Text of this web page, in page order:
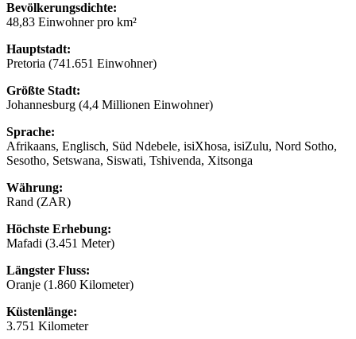
Bevölkerungsdichte:
48,83 Einwohner pro km²
Hauptstadt:
Pretoria (741.651 Einwohner)
Größte Stadt:
Johannesburg (4,4 Millionen Einwohner)
Sprache:
Afrikaans, Englisch, Süd Ndebele, isiXhosa, isiZulu, Nord Sotho,
Sesotho, Setswana, Siswati, Tshivenda, Xitsonga
Währung:
Rand (ZAR)
Höchste Erhebung:
Mafadi (3.451 Meter)
Längster Fluss:
Oranje (1.860 Kilometer)
Küstenlänge:
3.751 Kilometer